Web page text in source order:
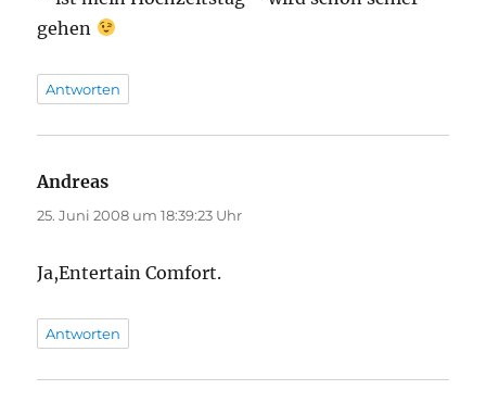
gehen
Antworten
Andreas
25. Juni 2008 um 18:39:23 Uhr
Ja,Entertain Comfort.
Antworten